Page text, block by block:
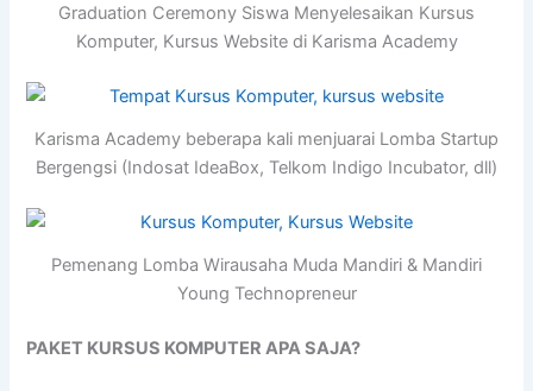
Graduation Ceremony Siswa Menyelesaikan Kursus
Komputer, Kursus Website di Karisma Academy
Karisma Academy beberapa kali menjuarai Lomba Startup
Bergengsi (Indosat IdeaBox, Telkom Indigo Incubator, dll)
Pemenang Lomba Wirausaha Muda Mandiri & Mandiri
Young Technopreneur
PAKET KURSUS KOMPUTER APA SAJA?